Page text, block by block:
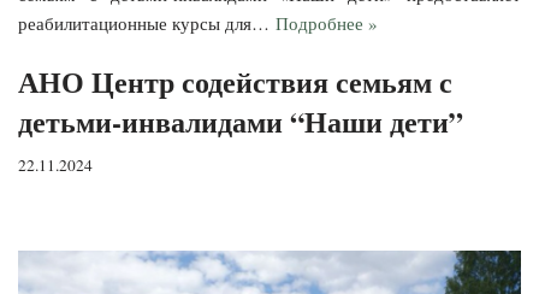
реабилитационные курсы для… Подробнее »
АНО Центр содействия семьям с
детьми-инвалидами “Наши дети”
22.11.2024